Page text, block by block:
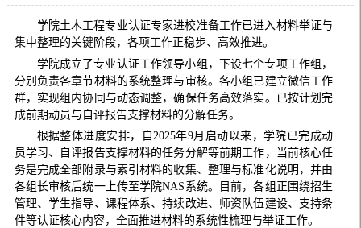
学院土木工程专业认证专家进校准备工作已进入材料举证与
集中整理的关键阶段，各项工作正稳步、高效推进。
学院成立了专业认证工作领导小组，下设七个专项工作组，
分别负责各章节材料的系统整理与审核。各小组已建立微信工作
群，实现组内协同与动态调整，确保任务高效落实。已按计划完
成前期动员与自评报告支撑材料的分解任务。
根据整体进度安排，自2025年9月启动以来，学院已完成动
员学习、自评报告支撑材料的任务分解等前期工作，当前核心任
务是完成全部附录与索引材料的收集、整理与标准化说明，并由
各组长审核后统一上传至学院NAS系统。目前，各组正围绕招生
管理、学生指导、课程体系、持续改进、师资队伍建设、支持条
件等认证核心内容，全面推进材料的系统性梳理与举证工作。